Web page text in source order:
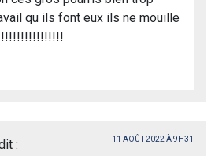
qu ils font eux ils ne mouille
!!!!!!!!!!!!!!!!
: 11 AOÛT 2022 À 9H31